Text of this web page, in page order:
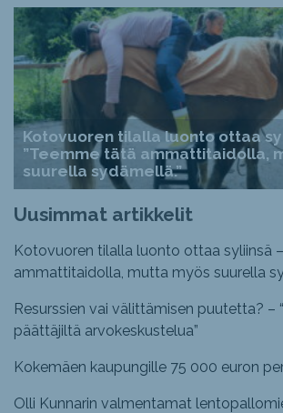
Kotovuoren tilalla luonto ottaa
”Teemme tätä ammattitaidolla,
suurella sydämellä.”
Uusimmat artikkelit
Kotovuoren tilalla luonto ottaa syliinsä
ammattitaidolla, mutta myös suurella
Resurssien vai välittämisen puutetta? –
päättäjiltä arvokeskustelua”
Kokemäen kaupungille 75 000 euron
Olli Kunnarin valmentamat